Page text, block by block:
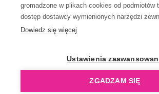
gromadzone w plikach cookies od podmiotów
dostęp dostawcy wymienionych narzędzi
Dowiedz się więcej
Ustawienia
ZGADZAM SIĘ
OpenGift jest częścią